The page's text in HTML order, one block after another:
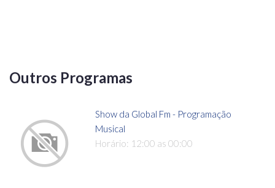
Outros Programas
Show da Global Fm - Programação
Musical
Horário: 12:00 as 00:00